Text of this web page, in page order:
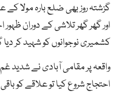
گزشتہ روز بھی ضلع بارہ مولا
اور گھر گھر تلاشی کے دوران
کشمیری نوجوانوں کو شہید کر دیا
واقعہ پر مقامی آبادی نے شدید
احتجاج شروع کیا تو علاقے کو